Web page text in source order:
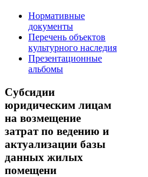
Нормативные
документы
Перечень объектов
культурного наследия
Презентационные
альбомы
Субсидии
юридическим лицам
на возмещение
затрат по ведению и
актуализации базы
данных жилых
помещени